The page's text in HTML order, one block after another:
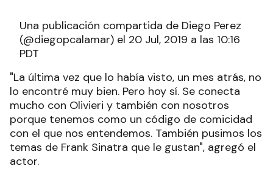
Una publicación compartida de Diego Perez
(@diegopcalamar) el 20 Jul, 2019 a las 10:16
PDT
"La última vez que lo había visto, un mes atrás, no
lo encontré muy bien. Pero hoy sí. Se conecta
mucho con Olivieri y también con nosotros
porque tenemos como un código de comicidad
con el que nos entendemos. También pusimos los
temas de Frank Sinatra que le gustan", agregó el
actor.